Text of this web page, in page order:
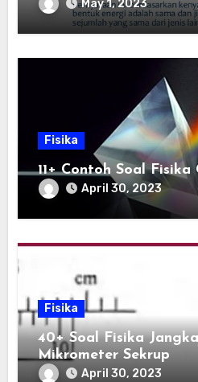
May 1, 2023
Fisika
11+ Contoh Soal Fisika
April 30, 2023
Fisika
40+ Soal Fisika
Mikrometer Sekrup
April 30, 2023